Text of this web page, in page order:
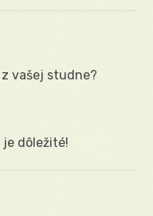
vašej studne?
je dôležité!